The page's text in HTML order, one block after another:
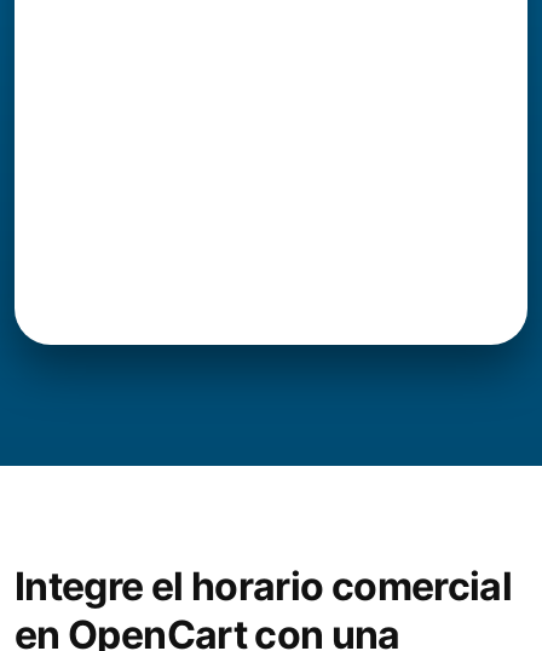
Integre el horario comercial
en OpenCart con una